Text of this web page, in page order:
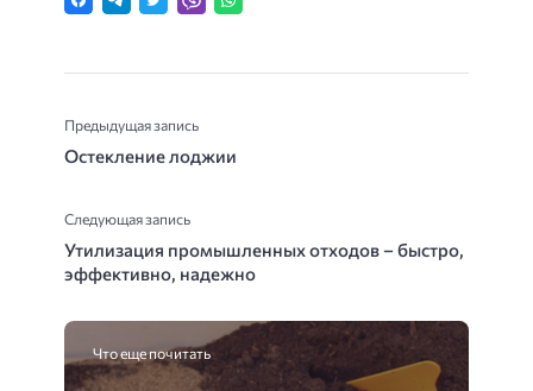
Предыдущая запись
Остекление лоджии
Следующая запись
Утилизация промышленных отходов – быстро,
эффективно, надежно
Что еще почитать